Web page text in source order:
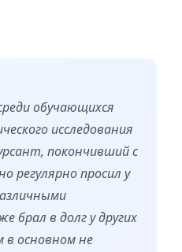
обучающихся
исследования
покончивший с
регулярно просил у
брал в долг у других
основном не